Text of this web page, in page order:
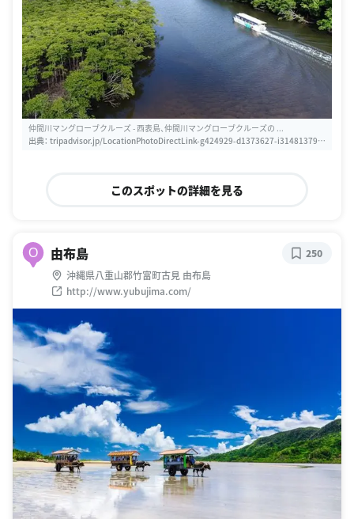
仲間川マングローブクルーズ - 西表島、仲間川マングローブクルーズの ...
出典： tripadvisor.jp/LocationPhotoDirectLink-g424929-d1373627-i314813792-
このスポットの詳細を見る
O 由布島
沖縄県八重山郡竹富町古見 由布島
http://www.yubujima.com/
250